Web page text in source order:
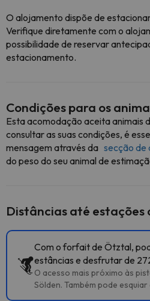
O alojamento dispõe de
Verifique diretamente com o
possibilidade de reservar
estacionamento.
Condições para os
Esta acomodação aceita animais
consultar as suas condições, é
mensagem através da secção de
do peso do seu animal de
Distâncias até estações
Com o forfait de Ötztal,
estâncias e desfrutar de
O acesso mais próximo às
Sölden. Também pode esquiar